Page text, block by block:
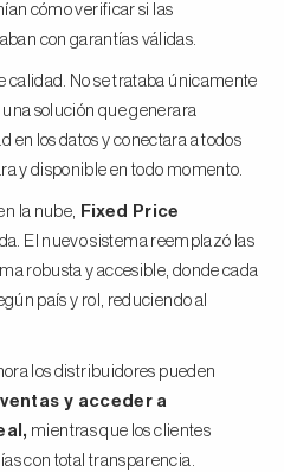
cómo verificar si las
con garantías válidas.
calidad. No se trataba únicamente
solución que generara
en los datos y conectara a todos
y disponible en todo momento.
la nube, Fixed Price
El nuevo sistema reemplazó las
robusta y accesible, donde cada
país y rol, reduciendo al
los distribuidores pueden
y acceder a
mientras que los clientes
con total transparencia.